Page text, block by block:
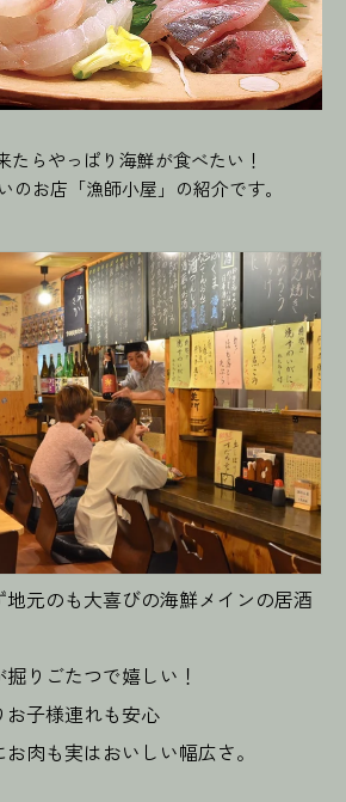
たらやっぱり海鮮が食べたい！
のお店「漁師小屋」の紹介です。
元のも大喜びの海鮮メインの居酒
りごたつで嬉しい！
子様連れも安心
肉も実はおいしい幅広さ。